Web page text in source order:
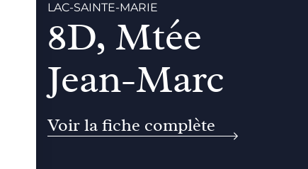
LAC-SAINTE-MARIE
8D, Mtée
Jean-Marc
Voir la fiche complète